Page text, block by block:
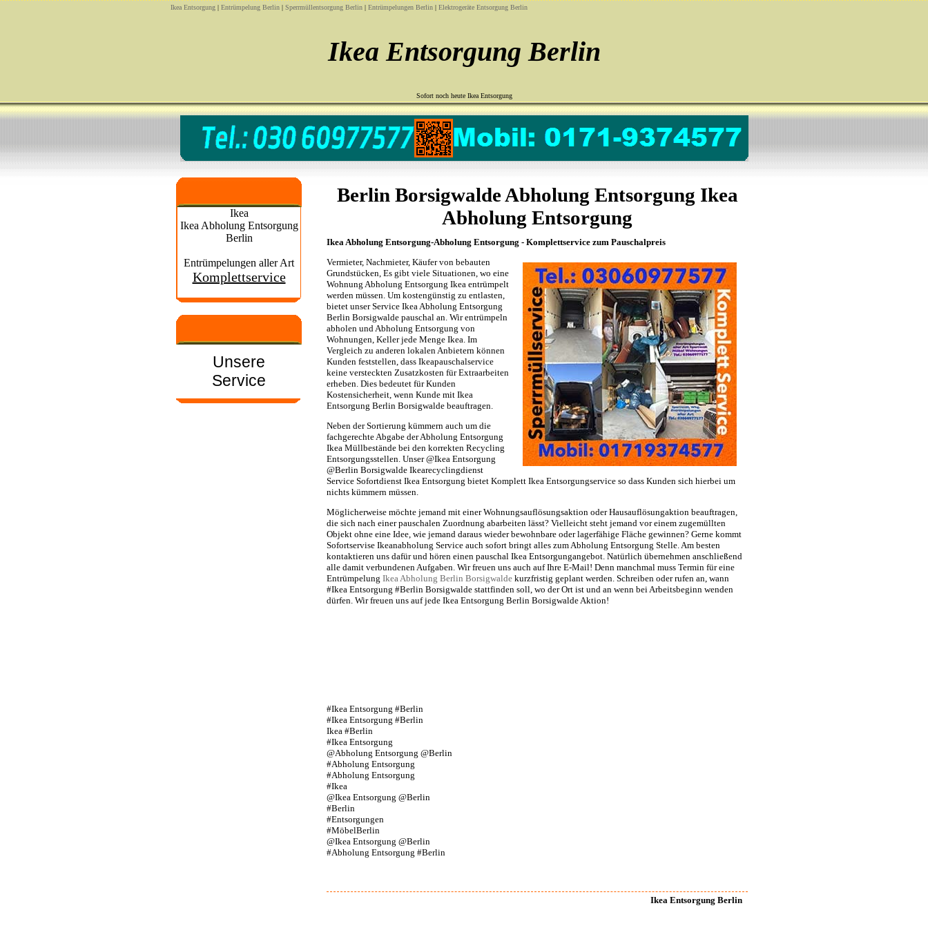
Ikea Entsorgung | Entrümpelung Berlin | Sperrmüllentsorgung Berlin | Entrümpelungen Berlin | Elektrogeräte Entsorgung Berlin
Ikea Entsorgung Berlin
Sofort noch heute Ikea Entsorgung
Ikea
Ikea Abholung Entsorgung
Berlin
Entrümpelungen aller Art
Komplettservice
Unsere
Service
Berlin Borsigwalde Abholung Entsorgung Ikea
Abholung Entsorgung
Ikea Abholung Entsorgung-Abholung Entsorgung - Komplettservice zum Pauschalpreis
Vermieter, Nachmieter, Käufer von bebauten
Grundstücken, Es gibt viele Situationen, wo eine
Wohnung Abholung Entsorgung Ikea entrümpelt
werden müssen. Um kostengünstig zu entlasten,
bietet unser Service Ikea Abholung Entsorgung
Berlin Borsigwalde pauschal an. Wir entrümpeln
abholen und Abholung Entsorgung von
Wohnungen, Keller jede Menge Ikea. Im
Vergleich zu anderen lokalen Anbietern können
Kunden feststellen, dass Ikeapauschalservice
keine versteckten Zusatzkosten für Extraarbeiten
erheben. Dies bedeutet für Kunden
Kostensicherheit, wenn Kunde mit Ikea
Entsorgung Berlin Borsigwalde beauftragen.
Neben der Sortierung kümmern auch um die
fachgerechte Abgabe der Abholung Entsorgung
Ikea Müllbestände bei den korrekten Recycling
Entsorgungsstellen. Unser @Ikea Entsorgung
@Berlin Borsigwalde Ikearecyclingdienst
Service Sofortdienst Ikea Entsorgung bietet Komplett Ikea Entsorgungservice so dass Kunden sich hierbei um
nichts kümmern müssen.
Möglicherweise möchte jemand mit einer Wohnungsauflösungsaktion oder Hausauflösungaktion beauftragen,
die sich nach einer pauschalen Zuordnung abarbeiten lässt? Vielleicht steht jemand vor einem zugemüllten
Objekt ohne eine Idee, wie jemand daraus wieder bewohnbare oder lagerfähige Fläche gewinnen? Gerne kommt
Sofortservise Ikeanabholung Service auch sofort bringt alles zum Abholung Entsorgung Stelle. Am besten
kontaktieren uns dafür und hören einen pauschal Ikea Entsorgungangebot. Natürlich übernehmen anschließend
alle damit verbundenen Aufgaben. Wir freuen uns auch auf Ihre E-Mail! Denn manchmal muss Termin für eine
Entrümpelung Ikea Abholung Berlin Borsigwalde kurzfristig geplant werden. Schreiben oder rufen an, wann
#Ikea Entsorgung #Berlin Borsigwalde stattfinden soll, wo der Ort ist und an wenn bei Arbeitsbeginn wenden
dürfen. Wir freuen uns auf jede Ikea Entsorgung Berlin Borsigwalde Aktion!
#Ikea Entsorgung #Berlin
#Ikea Entsorgung #Berlin
Ikea #Berlin
#Ikea Entsorgung
@Abholung Entsorgung @Berlin
#Abholung Entsorgung
#Abholung Entsorgung
#Ikea
@Ikea Entsorgung @Berlin
#Berlin
#Entsorgungen
#MöbelBerlin
@Ikea Entsorgung @Berlin
#Abholung Entsorgung #Berlin
Ikea Entsorgung Berlin